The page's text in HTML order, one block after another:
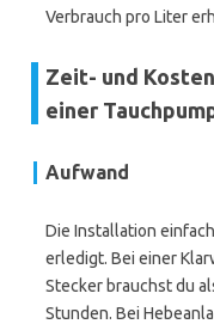
Verbrauch pro Liter
Zeit- und
einer
Aufwand
Die Installation
erledigt. Bei einer
Stecker brauchst du
Stunden. Bei